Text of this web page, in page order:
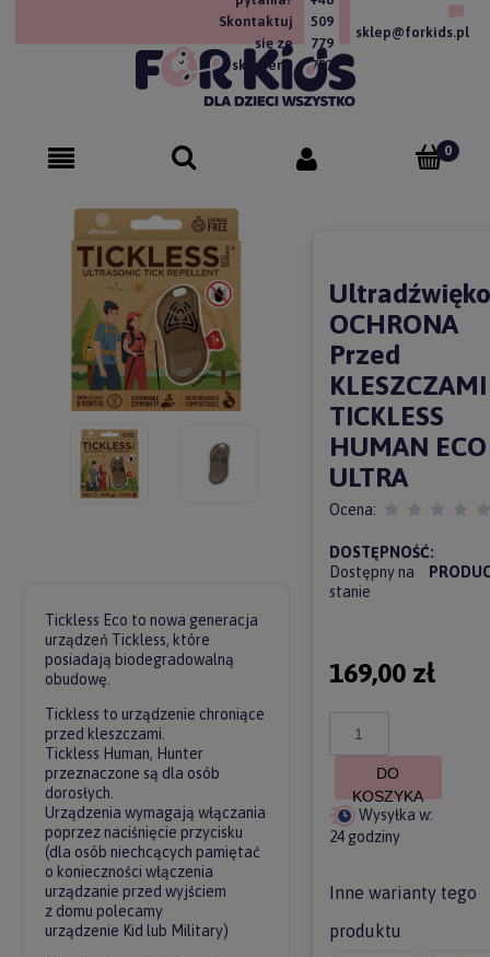
Skontaktuj
się ze
sklepem!
509
779
757
sklep@forkids.pl
Tickless Eco to nowa generacja
urządzeń Tickless, które
posiadają biodegradowalną
obudowę.
Tickless to urządzenie chroniące
przed kleszczami.
Tickless Human, Hunter
przeznaczone są dla osób
dorosłych.
Urządzenia wymagają włączania
poprzez naciśnięcie przycisku
(dla osób niechcących pamiętać
o konieczności włączenia
urządzanie przed wyjściem
z domu polecamy
urządzenie Kid lub Military)
OCHRONA
Przed
KLESZCZAMI
TICKLESS
HUMAN ECO
ULTRA
Ocena:
DOSTĘPNOŚĆ:
Dostępny na
stanie
169,00 zł
DO
KOSZYKA
Wysyłka w:
24 godziny
Inne warianty tego
produktu